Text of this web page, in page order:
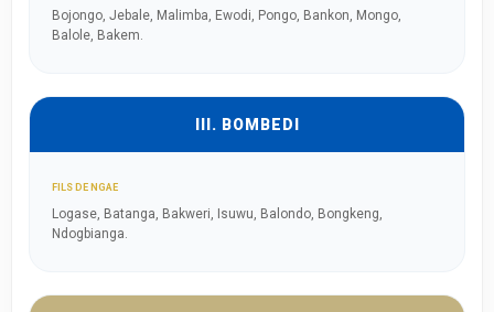
Bojongo, Jebale, Malimba, Ewodi, Pongo, Bankon, Mongo,
Balole, Bakem.
III. BOMBEDI
FILS DE NGAE
Logase, Batanga, Bakweri, Isuwu, Balondo, Bongkeng,
Ndogbianga.